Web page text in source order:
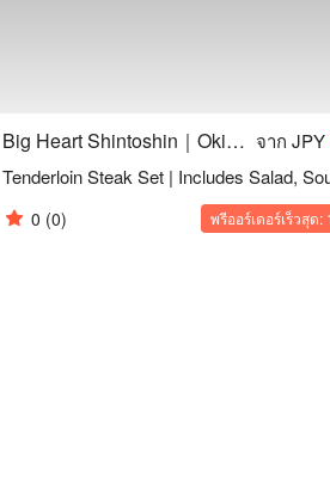
Big Heart Shintoshin｜Okinawa Steak House จาก JPY
0 (0) พรีออร์เดอร์เร็วสุด: